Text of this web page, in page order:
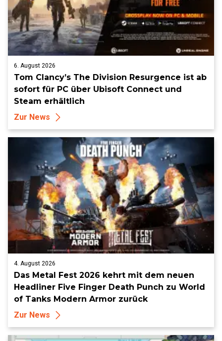
6. August 2026
Tom Clancy’s The Division Resurgence ist ab
sofort für PC über Ubisoft Connect und
Steam erhältlich
Zur News
4. August 2026
Das Metal Fest 2026 kehrt mit dem neuen
Headliner Five Finger Death Punch zu World
of Tanks Modern Armor zurück
Zur News